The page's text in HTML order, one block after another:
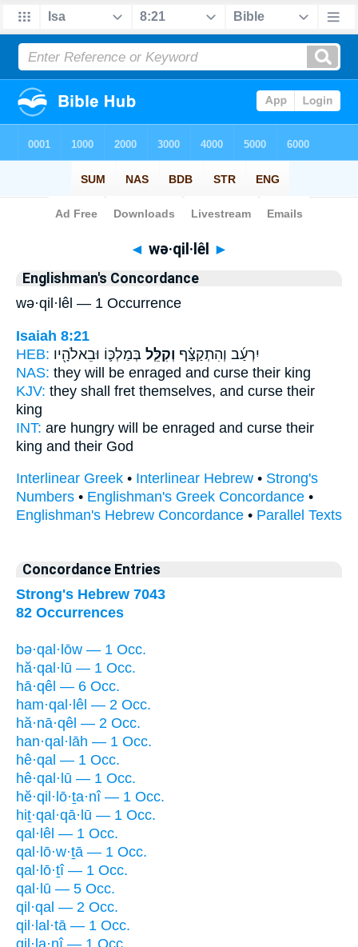
Bible> Strong's > Hebrew
◄ wə·qil·lêl ►
Englishman's Concordance
wə·qil·lêl — 1 Occurrence
Isaiah 8:21
HEB:
יִרְעַ֜ב וְהִתְקַצַּ֗ף וְקִלֵּ֧ל בְּמַלְכּ֛וֹ וּבֵאלֹהָ֖יו
NAS: they will be enraged and curse their king
KJV: they shall fret themselves, and curse their
king
INT: are hungry will be enraged and curse their
king and their God
Interlinear Greek • Interlinear Hebrew • Strong's
Numbers • Englishman's Greek Concordance •
Englishman's Hebrew Concordance • Parallel Texts
Concordance Entries
Strong's Hebrew 7043
82 Occurrences
bə·qal·lōw — 1 Occ.
hă·qal·lū — 1 Occ.
hā·qêl — 6 Occ.
ham·qal·lêl — 2 Occ.
hă·nā·qêl — 2 Occ.
han·qal·lāh — 1 Occ.
hê·qal — 1 Occ.
hê·qal·lū — 1 Occ.
hĕ·qil·lō·ṯa·nî — 1 Occ.
hiṯ·qal·qā·lū — 1 Occ.
qal·lêl — 1 Occ.
qal·lō·w·ṯā — 1 Occ.
qal·lō·ṯî — 1 Occ.
qal·lū — 5 Occ.
qil·qal — 2 Occ.
qil·lal·tā — 1 Occ.
qil·la·nî — 1 Occ.